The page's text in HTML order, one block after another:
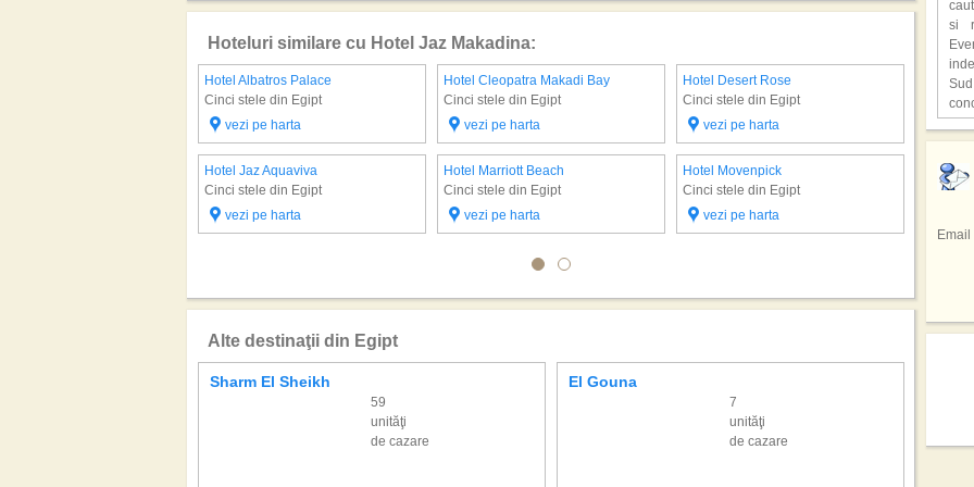
Hoteluri similare cu Hotel Jaz Makadina:
Hotel Albatros Palace
Cinci stele din Egipt
vezi pe harta
Hotel Cleopatra Makadi Bay
Cinci stele din Egipt
vezi pe harta
Hotel Desert Rose
Cinci stele din Egipt
vezi pe harta
Hotel Jaz Aquaviva
Cinci stele din Egipt
vezi pe harta
Hotel Marriott Beach
Cinci stele din Egipt
vezi pe harta
Hotel Movenpick
Cinci stele din Egipt
vezi pe harta
Hotel
Cinci
Alte destinaţii din Egipt
Sharm El Sheikh
59
unităţi
de cazare
El Gouna
7
unităţi
de cazare
o
si
In
Email